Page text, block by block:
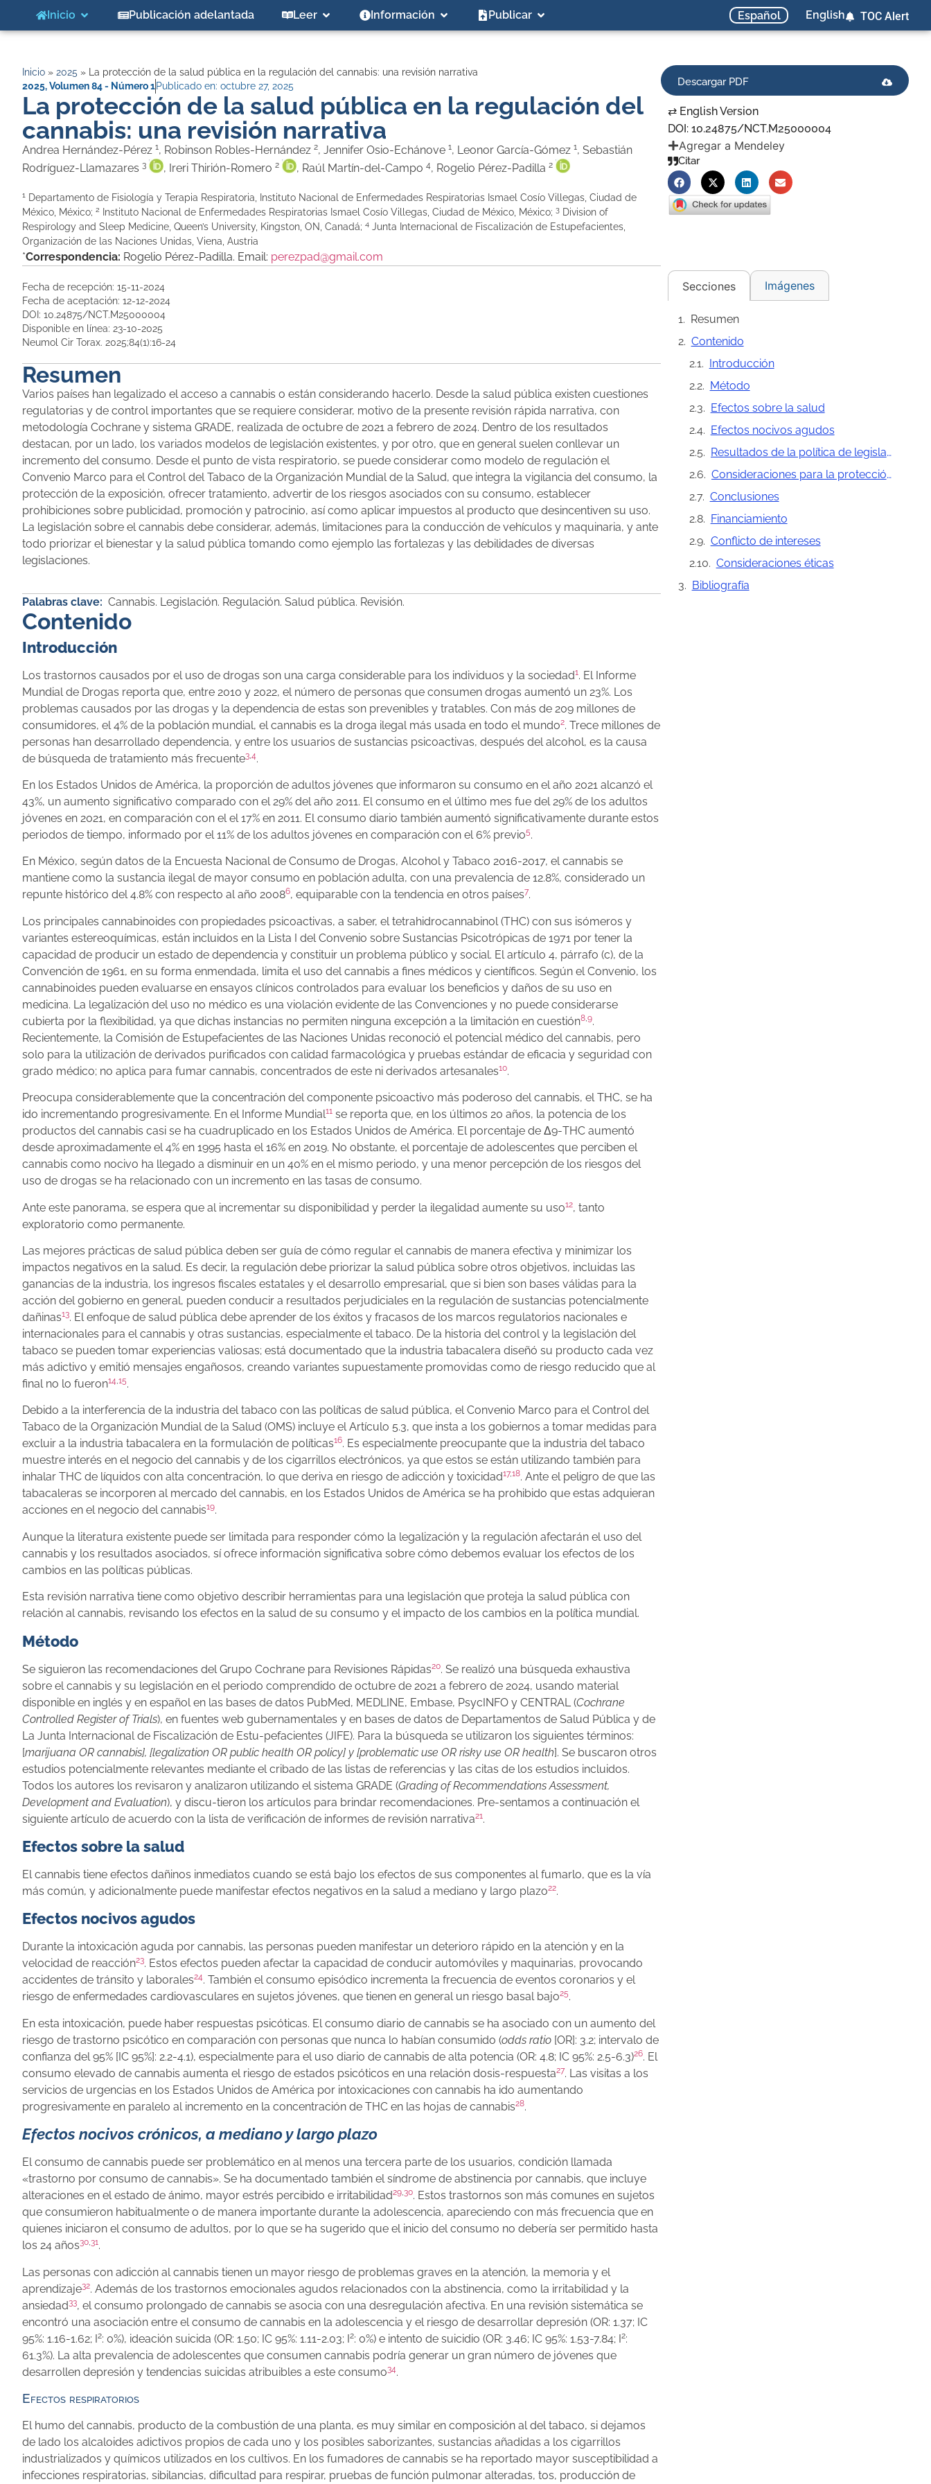
Inicio Publicación adelantada Leer Información Publicar Español English TOC Alert
Inicio » 2025 » La protección de la salud pública en la regulación del cannabis: una revisión narrativa
2025,Volumen 84 - Número 1Publicado en: octubre 27, 2025
La protección de la salud pública en la regulación del
cannabis: una revisión narrativa
Andrea Hernández-Pérez 1, Robinson Robles-Hernández 2, Jennifer Osio-Echánove 1, Leonor García-Gómez 1, Sebastián
Rodríguez-Llamazares 3 , Ireri Thirión-Romero 2 , Raúl Martín-del-Campo 4, Rogelio Pérez-Padilla 2
1
Departamento de Fisiología y Terapia Respiratoria, Instituto Nacional de Enfermedades Respiratorias Ismael Cosío Villegas, Ciudad de
México, México; 2 Instituto Nacional de Enfermedades Respiratorias Ismael Cosío Villegas, Ciudad de México, México; 3 Division of
Respirology and Sleep Medicine, Queen’s University, Kingston, ON, Canadá; 4 Junta Internacional de Fiscalización de Estupefacientes,
Organización de las Naciones Unidas, Viena, Austria
*Correspondencia: Rogelio Pérez-Padilla. Email: perezpad@gmail.com
Fecha de recepción: 15-11-2024
Fecha de aceptación: 12-12-2024
DOI: 10.24875/NCT.M25000004
Disponible en línea: 23-10-2025
Neumol Cir Torax. 2025;84(1):16-24
Resumen
Varios países han legalizado el acceso a cannabis o están considerando hacerlo. Desde la salud pública existen cuestiones
regulatorias y de control importantes que se requiere considerar, motivo de la presente revisión rápida narrativa, con
metodología Cochrane y sistema GRADE, realizada de octubre de 2021 a febrero de 2024. Dentro de los resultados
destacan, por un lado, los variados modelos de legislación existentes, y por otro, que en general suelen conllevar un
incremento del consumo. Desde el punto de vista respiratorio, se puede considerar como modelo de regulación el
Convenio Marco para el Control del Tabaco de la Organización Mundial de la Salud, que integra la vigilancia del consumo, la
protección de la exposición, ofrecer tratamiento, advertir de los riesgos asociados con su consumo, establecer
prohibiciones sobre publicidad, promoción y patrocinio, así como aplicar impuestos al producto que desincentiven su uso.
La legislación sobre el cannabis debe considerar, además, limitaciones para la conducción de vehículos y maquinaria, y ante
todo priorizar el bienestar y la salud pública tomando como ejemplo las fortalezas y las debilidades de diversas
legislaciones.
Palabras clave: Cannabis. Legislación. Regulación. Salud pública. Revisión.
Contenido
Introducción
Los trastornos causados por el uso de drogas son una carga considerable para los individuos y la sociedad1. El Informe
Mundial de Drogas reporta que, entre 2010 y 2022, el número de personas que consumen drogas aumentó un 23%. Los
problemas causados por las drogas y la dependencia de estas son prevenibles y tratables. Con más de 209 millones de
consumidores, el 4% de la población mundial, el cannabis es la droga ilegal más usada en todo el mundo2. Trece millones de
personas han desarrollado dependencia, y entre los usuarios de sustancias psicoactivas, después del alcohol, es la causa
de búsqueda de tratamiento más frecuente3 4 .
En los Estados Unidos de América, la proporción de adultos jóvenes que informaron su consumo en el año 2021 alcanzó el
43%, un aumento significativo comparado con el 29% del año 2011. El consumo en el último mes fue del 29% de los adultos
jóvenes en 2021, en comparación con el el 17% en 2011. El consumo diario también aumentó significativamente durante estos
periodos de tiempo, informado por el 11% de los adultos jóvenes en comparación con el 6% previo5.
En México, según datos de la Encuesta Nacional de Consumo de Drogas, Alcohol y Tabaco 2016-2017, el cannabis se
mantiene como la sustancia ilegal de mayor consumo en población adulta, con una prevalencia de 12.8%, considerado un
repunte histórico del 4.8% con respecto al año 20086, equiparable con la tendencia en otros países7.
Los principales cannabinoides con propiedades psicoactivas, a saber, el tetrahidrocannabinol (THC) con sus isómeros y
variantes estereoquímicas, están incluidos en la Lista I del Convenio sobre Sustancias Psicotrópicas de 1971 por tener la
capacidad de producir un estado de dependencia y constituir un problema público y social. El artículo 4, párrafo (c), de la
Convención de 1961, en su forma enmendada, limita el uso del cannabis a fines médicos y científicos. Según el Convenio, los
cannabinoides pueden evaluarse en ensayos clínicos controlados para evaluar los beneficios y daños de su uso en
medicina. La legalización del uso no médico es una violación evidente de las Convenciones y no puede considerarse
cubierta por la flexibilidad, ya que dichas instancias no permiten ninguna excepción a la limitación en cuestión8,9.
Recientemente, la Comisión de Estupefacientes de las Naciones Unidas reconoció el potencial médico del cannabis, pero
solo para la utilización de derivados purificados con calidad farmacológica y pruebas estándar de eficacia y seguridad con
grado médico; no aplica para fumar cannabis, concentrados de este ni derivados artesanales10.
Preocupa considerablemente que la concentración del componente psicoactivo más poderoso del cannabis, el THC, se ha
ido incrementando progresivamente. En el Informe Mundial11 se reporta que, en los últimos 20 años, la potencia de los
productos del cannabis casi se ha cuadruplicado en los Estados Unidos de América. El porcentaje de Δ9-THC aumentó
desde aproximadamente el 4% en 1995 hasta el 16% en 2019. No obstante, el porcentaje de adolescentes que perciben el
cannabis como nocivo ha llegado a disminuir en un 40% en el mismo periodo, y una menor percepción de los riesgos del
uso de drogas se ha relacionado con un incremento en las tasas de consumo.
Ante este panorama, se espera que al incrementar su disponibilidad y perder la ilegalidad aumente su uso12, tanto
exploratorio como permanente.
Las mejores prácticas de salud pública deben ser guía de cómo regular el cannabis de manera efectiva y minimizar los
impactos negativos en la salud. Es decir, la regulación debe priorizar la salud pública sobre otros objetivos, incluidas las
ganancias de la industria, los ingresos fiscales estatales y el desarrollo empresarial, que si bien son bases válidas para la
acción del gobierno en general, pueden conducir a resultados perjudiciales en la regulación de sustancias potencialmente
dañinas13. El enfoque de salud pública debe aprender de los éxitos y fracasos de los marcos regulatorios nacionales e
internacionales para el cannabis y otras sustancias, especialmente el tabaco. De la historia del control y la legislación del
tabaco se pueden tomar experiencias valiosas; está documentado que la industria tabacalera diseñó su producto cada vez
más adictivo y emitió mensajes engañosos, creando variantes supuestamente promovidas como de riesgo reducido que al
final no lo fueron14,15.
Debido a la interferencia de la industria del tabaco con las políticas de salud pública, el Convenio Marco para el Control del
Tabaco de la Organización Mundial de la Salud (OMS) incluye el Artículo 5.3, que insta a los gobiernos a tomar medidas para
excluir a la industria tabacalera en la formulación de políticas16. Es especialmente preocupante que la industria del tabaco
muestre interés en el negocio del cannabis y de los cigarrillos electrónicos, ya que estos se están utilizando también para
inhalar THC de líquidos con alta concentración, lo que deriva en riesgo de adicción y toxicidad17,18. Ante el peligro de que las
tabacaleras se incorporen al mercado del cannabis, en los Estados Unidos de América se ha prohibido que estas adquieran
acciones en el negocio del cannabis19.
Aunque la literatura existente puede ser limitada para responder cómo la legalización y la regulación afectarán el uso del
cannabis y los resultados asociados, sí ofrece información significativa sobre cómo debemos evaluar los efectos de los
cambios en las políticas públicas.
Esta revisión narrativa tiene como objetivo describir herramientas para una legislación que proteja la salud pública con
relación al cannabis, revisando los efectos en la salud de su consumo y el impacto de los cambios en la política mundial.
Método
Se siguieron las recomendaciones del Grupo Cochrane para Revisiones Rápidas20. Se realizó una búsqueda exhaustiva
sobre el cannabis y su legislación en el periodo comprendido de octubre de 2021 a febrero de 2024, usando material
disponible en inglés y en español en las bases de datos PubMed, MEDLINE, Embase, PsycINFO y CENTRAL (Cochrane
Controlled Register of Trials), en fuentes web gubernamentales y en bases de datos de Departamentos de Salud Pública y de
La Junta Internacional de Fiscalización de Estu-pefacientes (JIFE). Para la búsqueda se utilizaron los siguientes términos:
[marijuana OR cannabis], [legalization OR public health OR policy] y [problematic use OR risky use OR health]. Se buscaron otros
estudios potencialmente relevantes mediante el cribado de las listas de referencias y las citas de los estudios incluidos.
Todos los autores los revisaron y analizaron utilizando el sistema GRADE (Grading of Recommendations Assessment,
Development and Evaluation), y discu-tieron los artículos para brindar recomendaciones. Pre-sentamos a continuación el
siguiente artículo de acuerdo con la lista de verificación de informes de revisión narrativa21.
Efectos sobre la salud
El cannabis tiene efectos dañinos inmediatos cuando se está bajo los efectos de sus componentes al fumarlo, que es la vía
más común, y adicionalmente puede manifestar efectos negativos en la salud a mediano y largo plazo22.
Efectos nocivos agudos
Durante la intoxicación aguda por cannabis, las personas pueden manifestar un deterioro rápido en la atención y en la
velocidad de reacción23. Estos efectos pueden afectar la capacidad de conducir automóviles y maquinarias, provocando
accidentes de tránsito y laborales24. También el consumo episódico incrementa la frecuencia de eventos coronarios y el
riesgo de enfermedades cardiovasculares en sujetos jóvenes, que tienen en general un riesgo basal bajo25.
En esta intoxicación, puede haber respuestas psicóticas. El consumo diario de cannabis se ha asociado con un aumento del
riesgo de trastorno psicótico en comparación con personas que nunca lo habían consumido (odds ratio [OR]: 3.2; intervalo de
confianza del 95% [IC 95%]: 2.2-4.1), especialmente para el uso diario de cannabis de alta potencia (OR: 4.8; IC 95%: 2.5-6.3)26. El
consumo elevado de cannabis aumenta el riesgo de estados psicóticos en una relación dosis-respuesta27. Las visitas a los
servicios de urgencias en los Estados Unidos de América por intoxicaciones con cannabis ha ido aumentando
progresivamente en paralelo al incremento en la concentración de THC en las hojas de cannabis28.
Efectos nocivos crónicos, a mediano y largo plazo
El consumo de cannabis puede ser problemático en al menos una tercera parte de los usuarios, condición llamada
«trastorno por consumo de cannabis». Se ha documentado también el síndrome de abstinencia por cannabis, que incluye
alteraciones en el estado de ánimo, mayor estrés percibido e irritabilidad29,30. Estos trastornos son más comunes en sujetos
que consumieron habitualmente o de manera importante durante la adolescencia, apareciendo con más frecuencia que en
quienes iniciaron el consumo de adultos, por lo que se ha sugerido que el inicio del consumo no debería ser permitido hasta
los 24 años30,31.
Las personas con adicción al cannabis tienen un mayor riesgo de problemas graves en la atención, la memoria y el
aprendizaje32. Además de los trastornos emocionales agudos relacionados con la abstinencia, como la irritabilidad y la
ansiedad33, el consumo prolongado de cannabis se asocia con una desregulación afectiva. En una revisión sistemática se
encontró una asociación entre el consumo de cannabis en la adolescencia y el riesgo de desarrollar depresión (OR: 1.37; IC
95%: 1.16-1.62; I2: 0%), ideación suicida (OR: 1.50; IC 95%: 1.11-2.03; I2: 0%) e intento de suicidio (OR: 3.46; IC 95%: 1.53-7.84; I2:
61.3%). La alta prevalencia de adolescentes que consumen cannabis podría generar un gran número de jóvenes que
desarrollen depresión y tendencias suicidas atribuibles a este consumo34 .
Efectos respiratorios
El humo del cannabis, producto de la combustión de una planta, es muy similar en composición al del tabaco, si dejamos
de lado los alcaloides adictivos propios de cada uno y los posibles saborizantes, sustancias añadidas a los cigarrillos
industrializados y químicos utilizados en los cultivos. En los fumadores de cannabis se ha reportado mayor susceptibilidad a
infecciones respiratorias, sibilancias, dificultad para respirar, pruebas de función pulmonar alteradas, tos, producción de
Descargar PDF
⇄ English Version
DOI: 10.24875/NCT.M25000004
Agregar a Mendeley
Citar
Secciones Imágenes
Resumen
Contenido
Introducción
Método
Efectos sobre la salud
Efectos nocivos agudos
Resultados de la política de legislación de cannabis en diversos países
Consideraciones para la protección de la salud
Conclusiones
Financiamiento
Conflicto de intereses
Consideraciones éticas
Bibliografía